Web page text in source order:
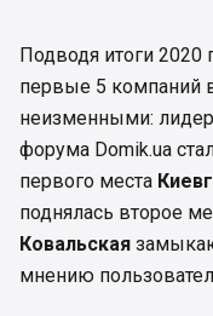
Подводя итоги 2020
первые 5 компаний
неизменными:
форума Domik.ua
первого места
поднялась второе
Ковальская
мнению